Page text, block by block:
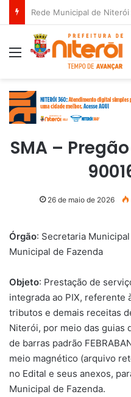
Menu
SMA – Pregão
26 de maio de 2026
Órgão: Secretaria
Municipal de Fazenda
Objeto: Prestação de
integrada ao PIX, referente
tributos e demais receitas
Niterói, por meio das guias
de barras padrão
meio magnético (arquivo
no Edital e seus anexos,
Municipal de Fazenda.